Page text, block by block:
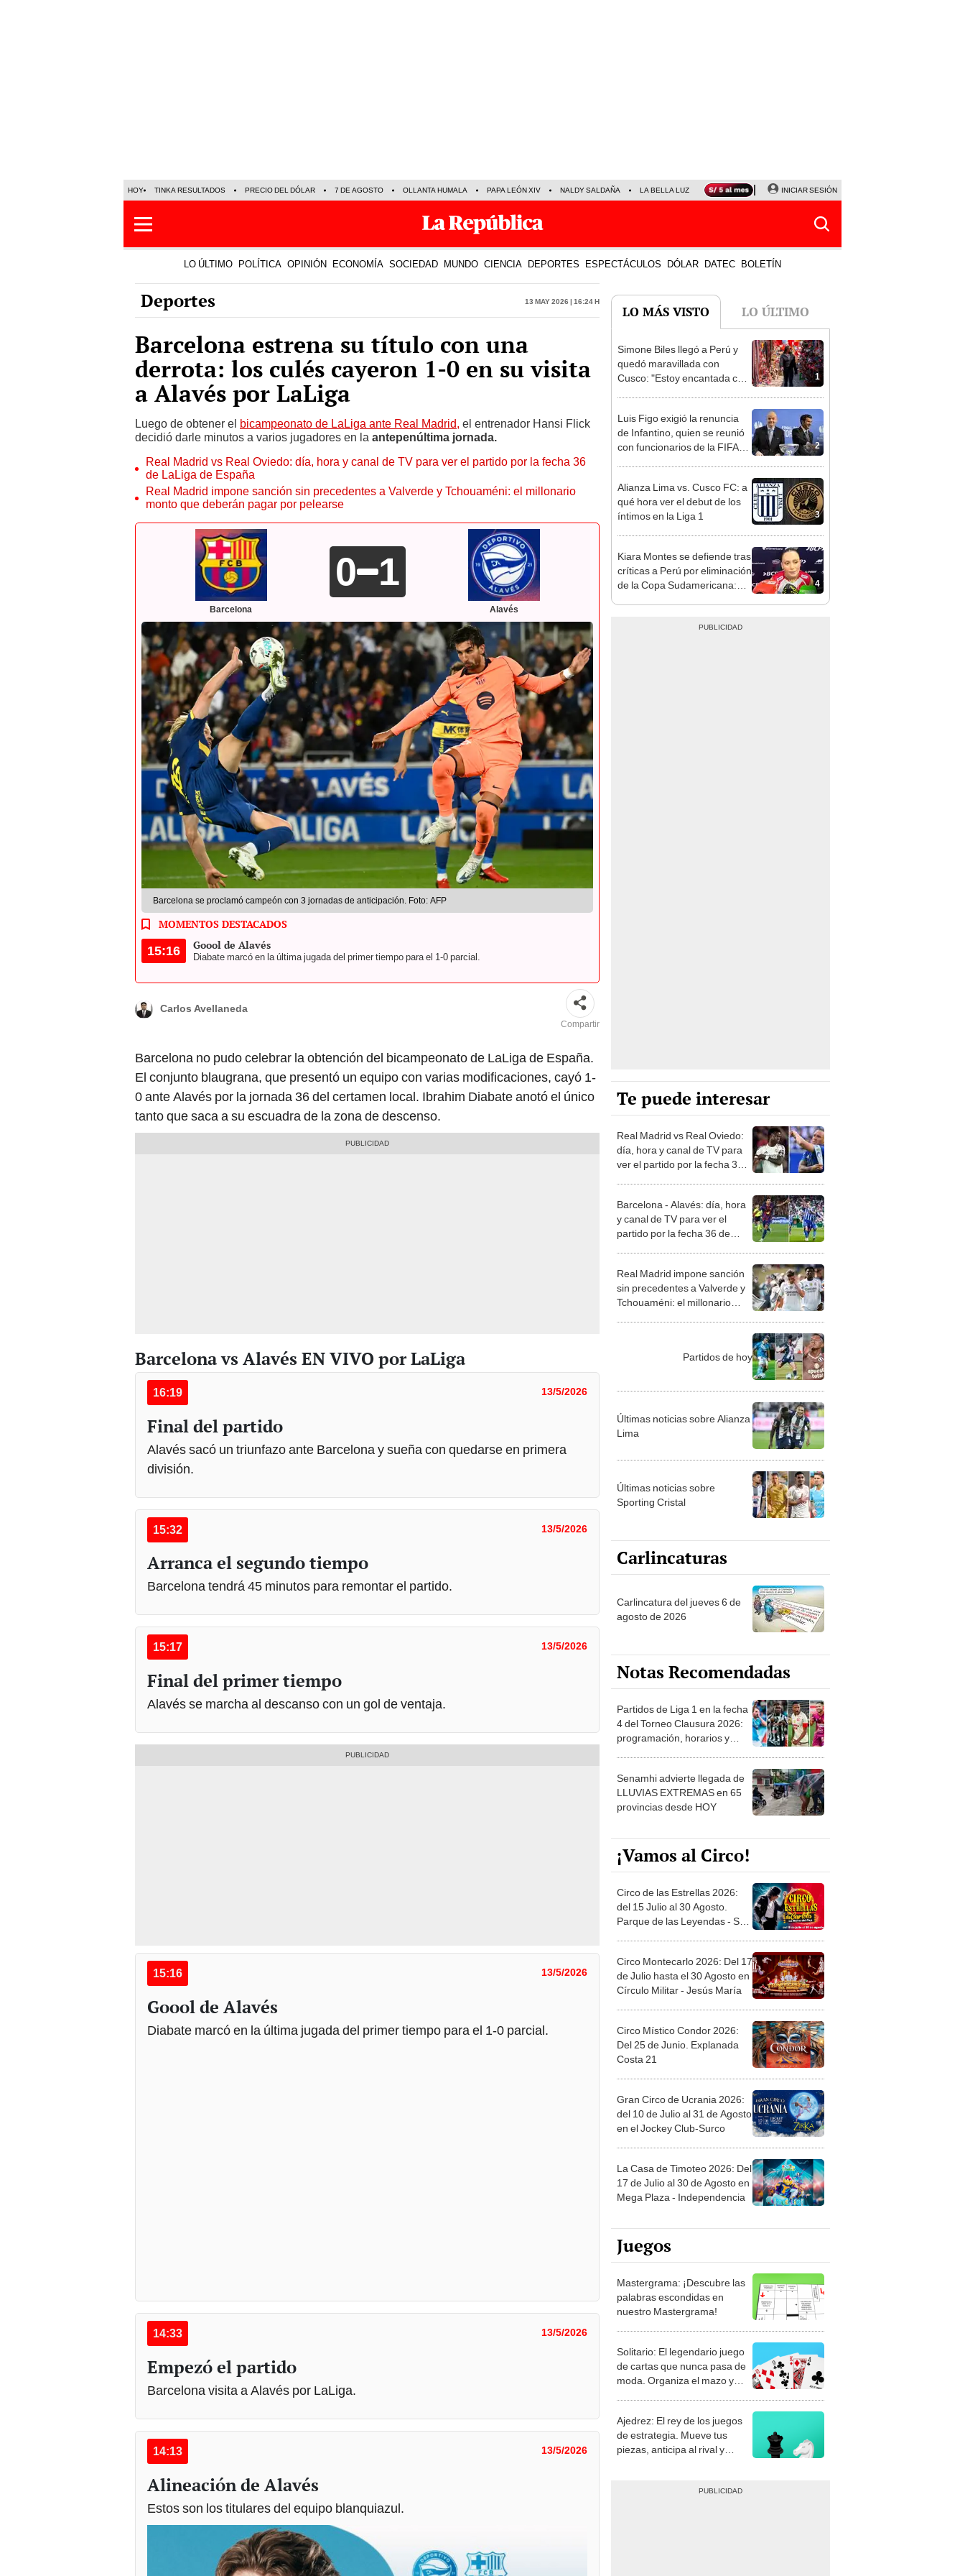
HOY TINKA RESULTADOS PRECIO DEL DÓLAR 7 DE AGOSTO OLLANTA HUMALA PAPA LEÓN XIV NALDY SALDAÑA LA BELLA LUZ MAGALY MEDINA SINUANO RESULTADOS HOY
INICIAR SESIÓN
LO ÚLTIMO POLÍTICA OPINIÓN ECONOMÍA SOCIEDAD MUNDO CIENCIA DEPORTES ESPECTÁCULOS DÓLAR DATEC BOLETÍN
Deportes 13 May 2026 | 16:24 h
Barcelona estrena su título con una
derrota: los culés cayeron 1-0 en su visita
a Alavés por LaLiga
Luego de obtener el bicampeonato de LaLiga ante Real Madrid, el entrenador Hansi Flick
decidió darle minutos a varios jugadores en la antepenúltima jornada.
Real Madrid vs Real Oviedo: día, hora y canal de TV para ver el partido por la fecha 36
de LaLiga de España
Real Madrid impone sanción sin precedentes a Valverde y Tchouaméni: el millonario
monto que deberán pagar por pelearse
Barcelona
0 1
Alavés
Barcelona se proclamó campeón con 3 jornadas de anticipación. Foto: AFP
MOMENTOS DESTACADOS
15:16 Goool de Alavés
Diabate marcó en la última jugada del primer tiempo para el 1-0 parcial.
Carlos Avellaneda
Compartir
Barcelona no pudo celebrar la obtención del bicampeonato de LaLiga de España.
El conjunto blaugrana, que presentó un equipo con varias modificaciones, cayó 1-
0 ante Alavés por la jornada 36 del certamen local. Ibrahim Diabate anotó el único
tanto que saca a su escuadra de la zona de descenso.
Barcelona vs Alavés EN VIVO por LaLiga
16:19 13/5/2026
Final del partido
Alavés sacó un triunfazo ante Barcelona y sueña con quedarse en primera
división.
15:32 13/5/2026
Arranca el segundo tiempo
Barcelona tendrá 45 minutos para remontar el partido.
15:17 13/5/2026
Final del primer tiempo
Alavés se marcha al descanso con un gol de ventaja.
15:16 13/5/2026
Goool de Alavés
Diabate marcó en la última jugada del primer tiempo para el 1-0 parcial.
14:33 13/5/2026
Empezó el partido
Barcelona visita a Alavés por LaLiga.
14:13 13/5/2026
Alineación de Alavés
Estos son los titulares del equipo blanquiazul.
LO MÁS VISTO LO ÚLTIMO
1
Simone Biles llegó a Perú y
quedó maravillada con
Cusco: "Estoy encantada con
2
Luis Figo exigió la renuncia
de Infantino, quien se reunió
con funcionarios de la FIFA
3
Alianza Lima vs. Cusco FC: a
qué hora ver el debut de los
íntimos en la Liga 1
4
Kiara Montes se defiende tras
críticas a Perú por eliminación
de la Copa Sudamericana:
Te puede interesar
Real Madrid vs Real Oviedo:
día, hora y canal de TV para
ver el partido por la fecha 36
Barcelona - Alavés: día, hora
y canal de TV para ver el
partido por la fecha 36 de
Real Madrid impone sanción
sin precedentes a Valverde y
Tchouaméni: el millonario
Partidos de hoy
Últimas noticias sobre Alianza
Lima
Últimas noticias sobre
Sporting Cristal
Carlincaturas
Carlincatura del jueves 6 de
agosto de 2026
Notas Recomendadas
Partidos de Liga 1 en la fecha
4 del Torneo Clausura 2026:
programación, horarios y
Senamhi advierte llegada de
LLUVIAS EXTREMAS en 65
provincias desde HOY
¡Vamos al Circo!
Circo de las Estrellas 2026:
del 15 Julio al 30 Agosto.
Parque de las Leyendas - San
Circo Montecarlo 2026: Del 17
de Julio hasta el 30 Agosto en
Círculo Militar - Jesús María
Circo Místico Condor 2026:
Del 25 de Junio. Explanada
Costa 21
Gran Circo de Ucrania 2026:
del 10 de Julio al 31 de Agosto
en el Jockey Club-Surco
La Casa de Timoteo 2026: Del
17 de Julio al 30 de Agosto en
Mega Plaza - Independencia
Juegos
Mastergrama: ¡Descubre las
palabras escondidas en
nuestro Mastergrama!
Solitario: El legendario juego
de cartas que nunca pasa de
moda. Organiza el mazo y
Ajedrez: El rey de los juegos
de estrategia. Mueve tus
piezas, anticipa al rival y